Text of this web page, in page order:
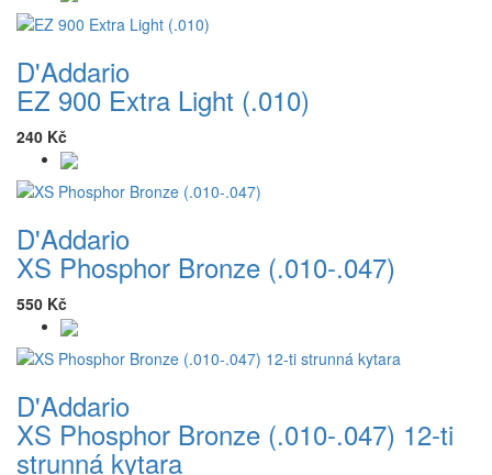
D'Addario
EZ 900 Extra Light (.010)
240 Kč
D'Addario
XS Phosphor Bronze (.010-.047)
550 Kč
D'Addario
XS Phosphor Bronze (.010-.047) 12-ti
strunná kytara